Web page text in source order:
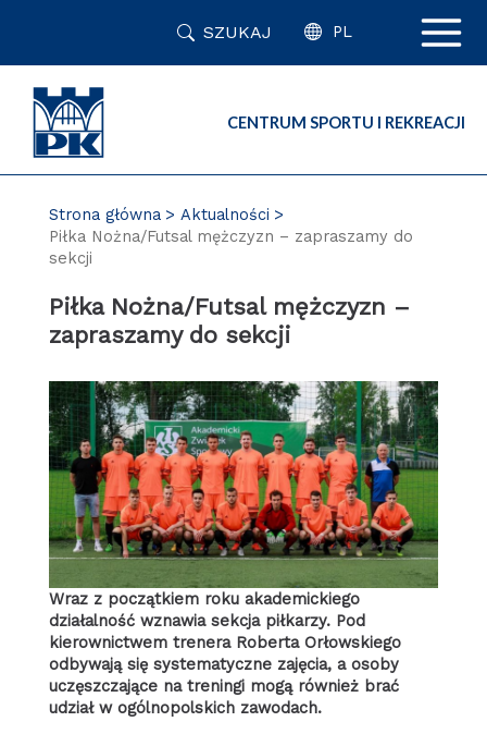
SZUKAJ PL
CENTRUM SPORTU I REKREACJI
Strona główna
Aktualności
Piłka Nożna/Futsal mężczyzn – zapraszamy do
sekcji
Piłka Nożna/Futsal mężczyzn –
zapraszamy do sekcji
Wraz z początkiem roku akademickiego
działalność wznawia sekcja piłkarzy. Pod
kierownictwem trenera Roberta Orłowskiego
odbywają się systematyczne zajęcia, a osoby
uczęszczające na treningi mogą również brać
udział w ogólnopolskich zawodach.